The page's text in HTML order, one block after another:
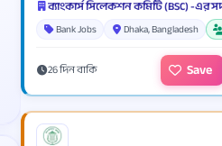
Bank Jobs Dhaka, Bangladesh
26 দিন বাকি Save